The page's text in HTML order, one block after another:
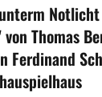
von Thomas
Ferdinand